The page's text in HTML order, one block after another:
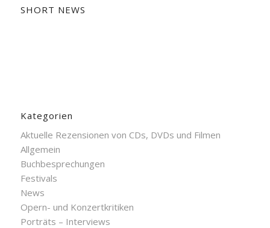
SHORT NEWS
Kategorien
Aktuelle Rezensionen von CDs, DVDs und Filmen
Allgemein
Buchbesprechungen
Festivals
News
Opern- und Konzertkritiken
Porträts – Interviews